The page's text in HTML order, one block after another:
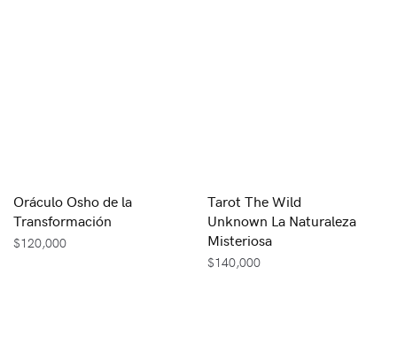
Oráculo Osho de la
Transformación
$120,000
Tarot The Wild
Unknown La Naturaleza
Misteriosa
$140,000